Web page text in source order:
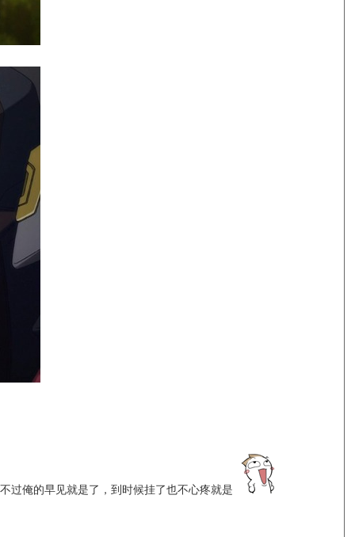
过俺的早见就是了，到时候挂了也不心疼就是